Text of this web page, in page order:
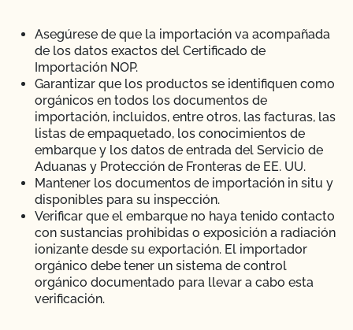
Asegúrese de que la importación va acompañada
de los datos exactos del Certificado de
Importación NOP.
Garantizar que los productos se identifiquen como
orgánicos en todos los documentos de
importación, incluidos, entre otros, las facturas, las
listas de empaquetado, los conocimientos de
embarque y los datos de entrada del Servicio de
Aduanas y Protección de Fronteras de EE. UU.
Mantener los documentos de importación in situ y
disponibles para su inspección.
Verificar que el embarque no haya tenido contacto
con sustancias prohibidas o exposición a radiación
ionizante desde su exportación. El importador
orgánico debe tener un sistema de control
orgánico documentado para llevar a cabo esta
verificación.